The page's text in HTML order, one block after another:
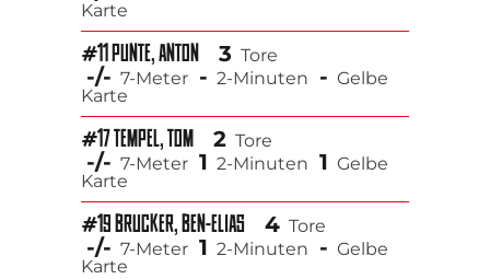
Karte
#11 PUNTE, ANTON 3 Tore
-/- 7-Meter - 2-Minuten - Gelbe
Karte
#17 TEMPEL, TOM 2 Tore
-/- 7-Meter 1 2-Minuten 1 Gelbe
Karte
#19 BRUCKER, BEN-ELIAS 4 Tore
-/- 7-Meter 1 2-Minuten - Gelbe
Karte